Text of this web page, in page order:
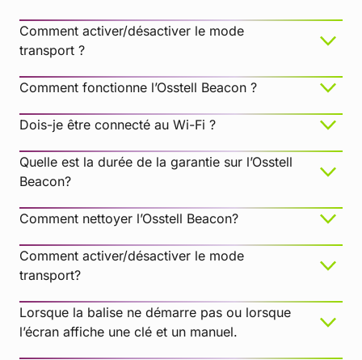
Comment activer/désactiver le mode
transport ?
Comment fonctionne l’Osstell Beacon ?
Dois-je être connecté au Wi-Fi ?
Quelle est la durée de la garantie sur l’Osstell
Beacon?
Comment nettoyer l’Osstell Beacon?
Comment activer/désactiver le mode
transport?
Lorsque la balise ne démarre pas ou lorsque
l’écran affiche une clé et un manuel.